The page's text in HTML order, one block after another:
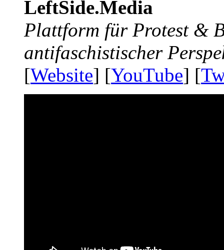
LeftSide.Media
Plattform für Protest &
antifaschistischer
[Website] [YouTube] [